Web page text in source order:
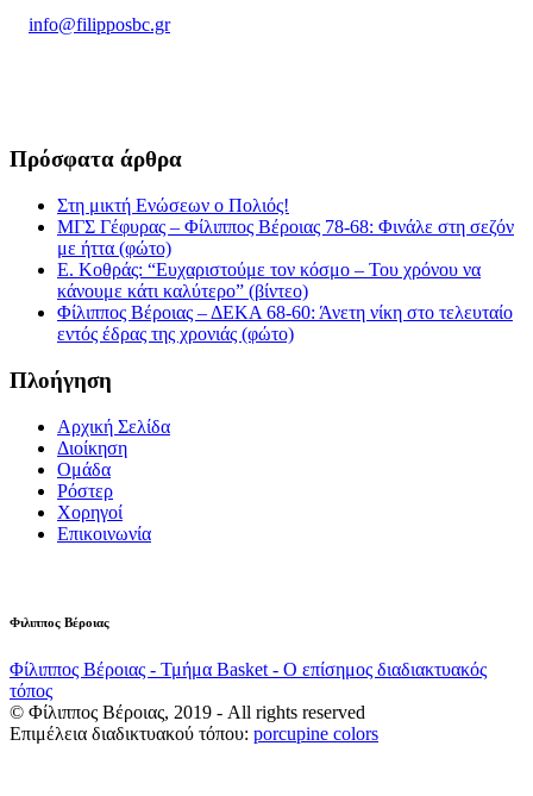
info@filipposbc.gr
Πρόσφατα άρθρα
Στη μικτή Ενώσεων ο Πολιός!
ΜΓΣ Γέφυρας – Φίλιππος Βέροιας 78-68: Φινάλε στη σεζόν
με ήττα (φώτο)
Ε. Κοθράς: “Ευχαριστούμε τον κόσμο – Του χρόνου να
κάνουμε κάτι καλύτερο” (βίντεο)
Φίλιππος Βέροιας – ΔΕΚΑ 68-60: Άνετη νίκη στο τελευταίο
εντός έδρας της χρονιάς (φώτο)
Πλοήγηση
Αρχική Σελίδα
Διοίκηση
Ομάδα
Ρόστερ
Χορηγοί
Επικοινωνία
Φιλιππος Βέροιας
Φίλιππος Βέροιας - Τμήμα Basket - Ο επίσημος διαδιακτυακός
τόπος
© Φίλιππος Βέροιας, 2019 - All rights reserved
Επιμέλεια διαδικτυακού τόπου: porcupine colors